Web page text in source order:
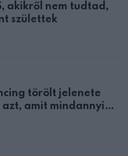
akikről nem tudtad,
születtek
törölt jelenete
amit mindannyian